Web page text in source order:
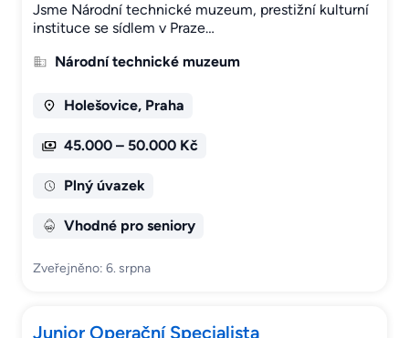
Jsme Národní technické muzeum, prestižní kulturní
instituce se sídlem v Praze…
Národní technické muzeum
Holešovice, Praha
45.000 – 50.000 Kč
Plný úvazek
Vhodné pro seniory
Zveřejněno: 6. srpna
Junior Operační Specialista